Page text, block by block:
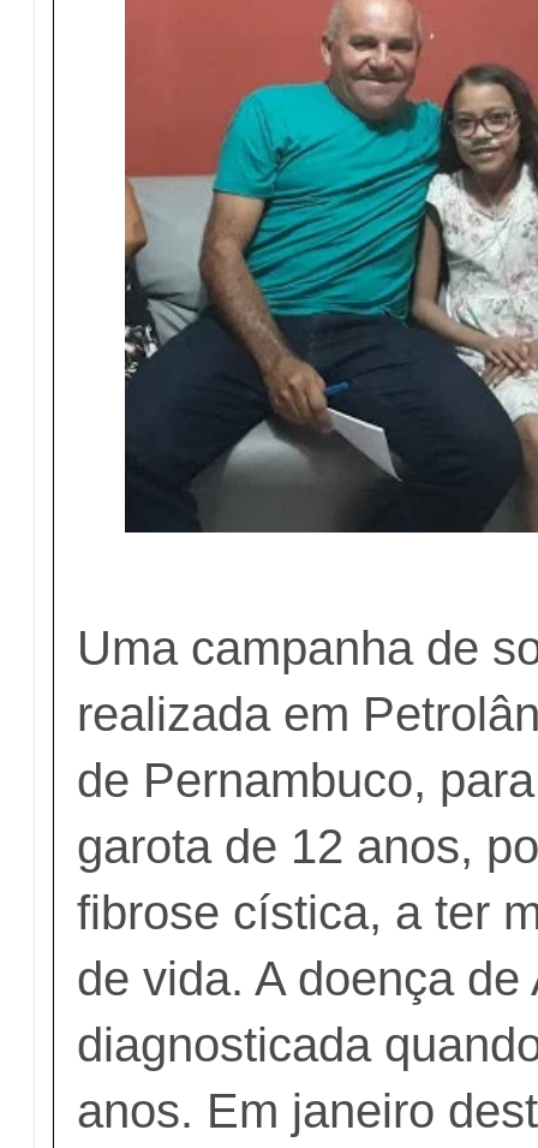
Uma campanha de
realizada em
de Pernambuco,
garota de 12 anos,
fibrose cística, a ter
de vida. A doença
diagnosticada
anos. Em janeiro